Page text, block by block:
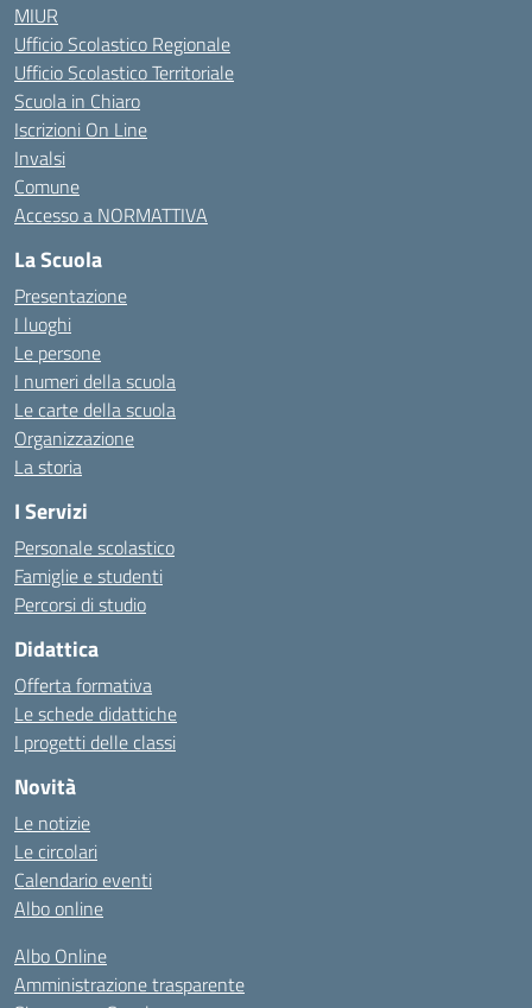
MIUR
Ufficio Scolastico Regionale
Ufficio Scolastico Territoriale
Scuola in Chiaro
Iscrizioni On Line
Invalsi
Comune
Accesso a NORMATTIVA
La Scuola
Presentazione
I luoghi
Le persone
I numeri della scuola
Le carte della scuola
Organizzazione
La storia
I Servizi
Personale scolastico
Famiglie e studenti
Percorsi di studio
Didattica
Offerta formativa
Le schede didattiche
I progetti delle classi
Novità
Le notizie
Le circolari
Calendario eventi
Albo online
Albo Online
Amministrazione trasparente